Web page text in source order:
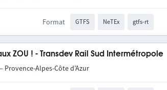
Format GTFS NeTEx gtfs-rt
ZOU ! - Transdev Rail Sud Intermétropole
Provence-Alpes-Côte d’Azur